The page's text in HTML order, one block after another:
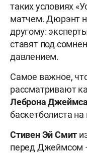
таких условиях
матчем. Дюрэнт
другому:
ставят под
давлением.
Самое важное,
рассматривают
Леброна Джеймса
баскетболиста на
СтивенЭйСмит
перед Джеймсом